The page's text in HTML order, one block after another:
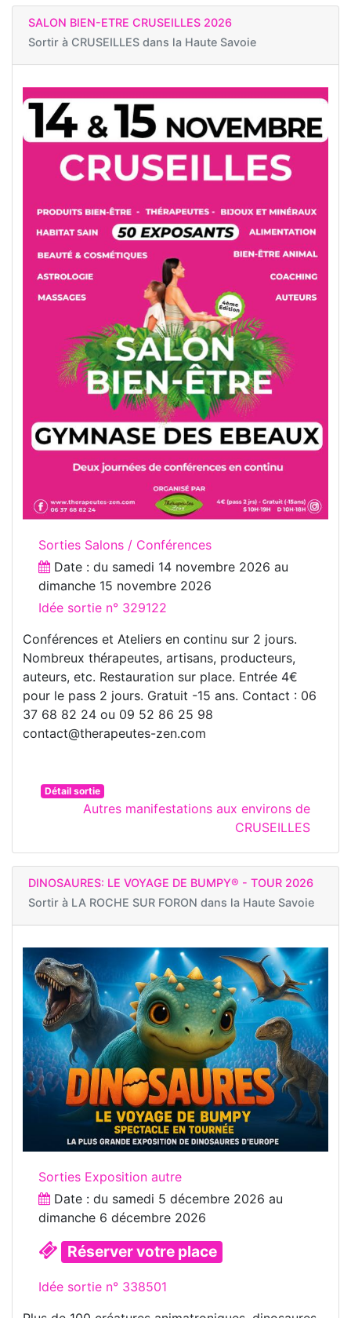
SALON BIEN-ETRE CRUSEILLES 2026
Sortir à CRUSEILLES dans la Haute Savoie
Sorties Salons / Conférences
Date : du samedi 14 novembre 2026 au
dimanche 15 novembre 2026
Idée sortie n° 329122
Conférences et Ateliers en continu sur 2 jours.
Nombreux thérapeutes, artisans, producteurs,
auteurs, etc. Restauration sur place. Entrée 4€
pour le pass 2 jours. Gratuit -15 ans. Contact : 06
37 68 82 24 ou 09 52 86 25 98
contact@therapeutes-zen.com
Détail sortie
Autres manifestations aux environs de
CRUSEILLES
DINOSAURES: LE VOYAGE DE BUMPY® - TOUR 2026
Sortir à LA ROCHE SUR FORON dans la Haute Savoie
Sorties Exposition autre
Date : du samedi 5 décembre 2026 au
dimanche 6 décembre 2026
Réserver votre place
Idée sortie n° 338501